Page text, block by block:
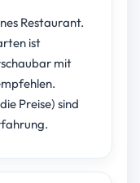
Restaurant.
ist
mit
Preise) sind